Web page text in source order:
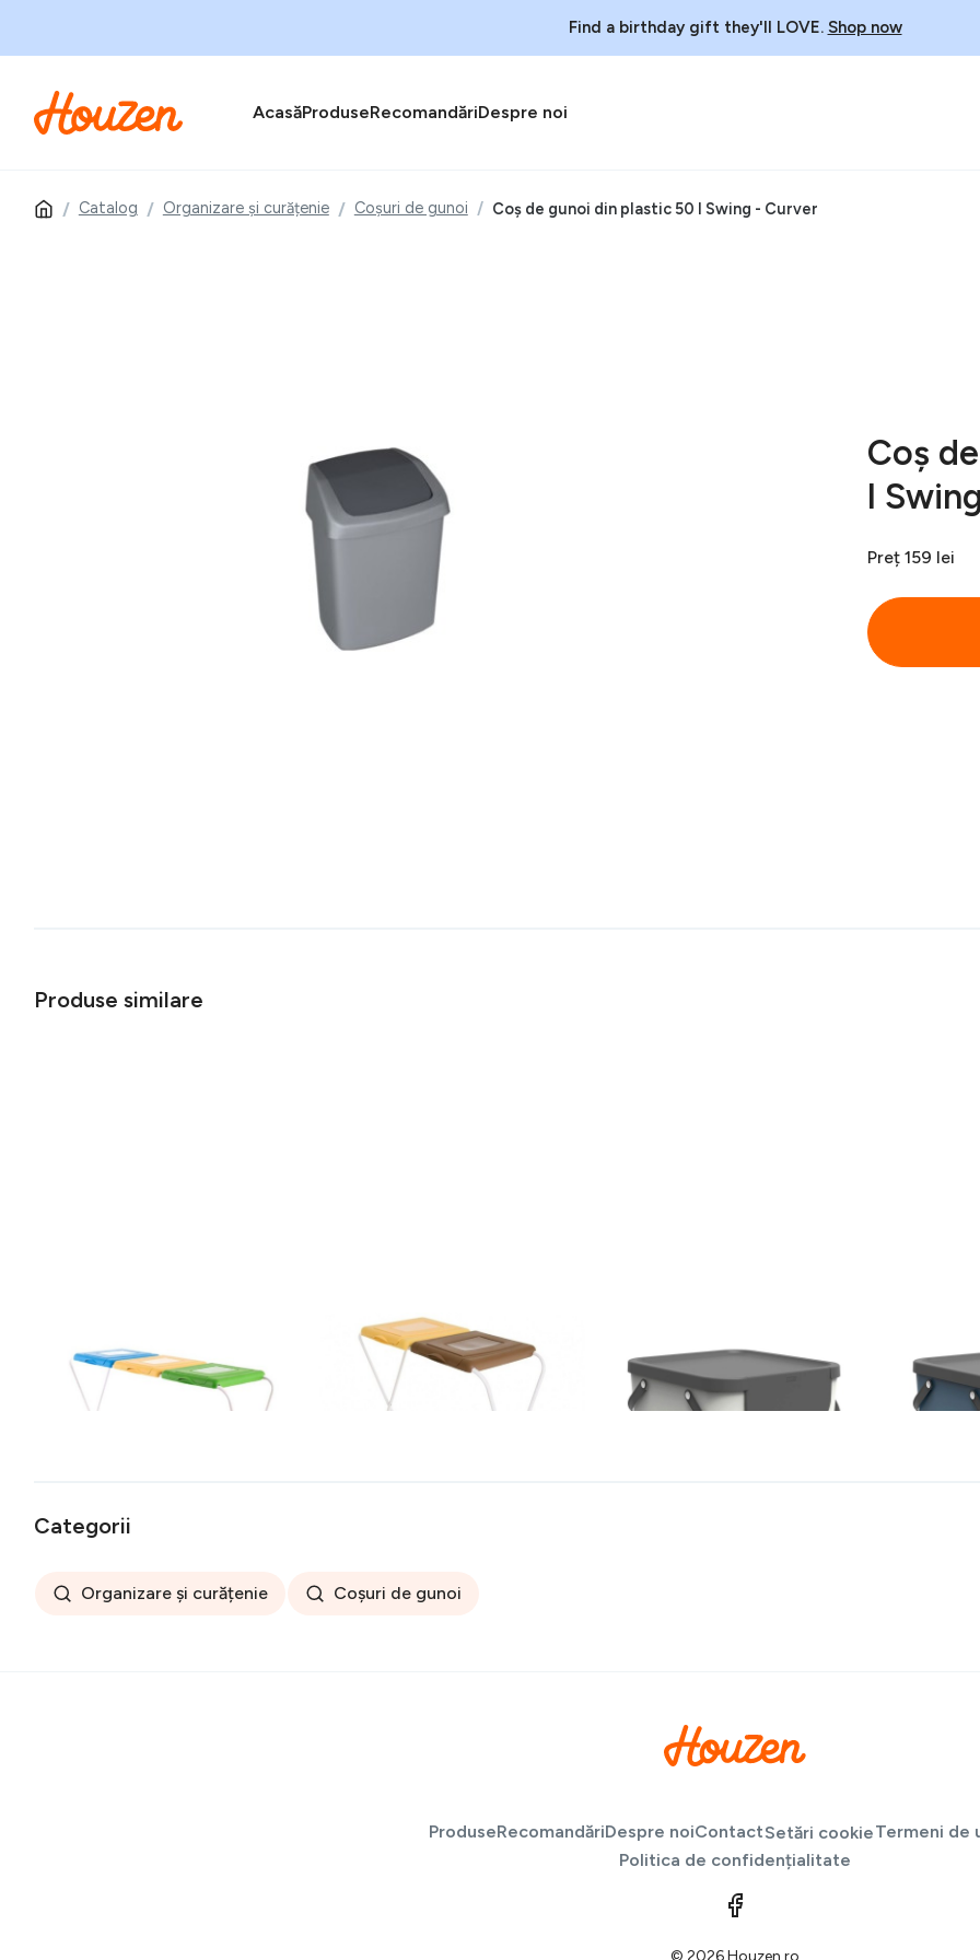
Find a birthday gift they'll LOVE. Shop now
AcasăProduseRecomandăriDespre noi
Catalog Organizare și curățenie Coșuri de gunoi Coș de gunoi din plastic 50 l Swing - Curver
Coș
l
Preț 159 lei
Produse similare
colectare selectiva 120 L, Jotta, 3
compartimente verde-galben-
albastru, otel
149 lei
Suport pentru saci menajeri pentru
colectare selectiva 120 L, Jotta, 2
compartimente galben-maro, otel
selectiva Albula, Rotho, 40 L,
plastic, alb
120 lei
selectiva
plastic,
120 lei
Categorii
Organizare și curățenie Coșuri de gunoi
ProduseRecomandăriDespre noiContactSetări cookieTermeni de
Politica de confidențialitate